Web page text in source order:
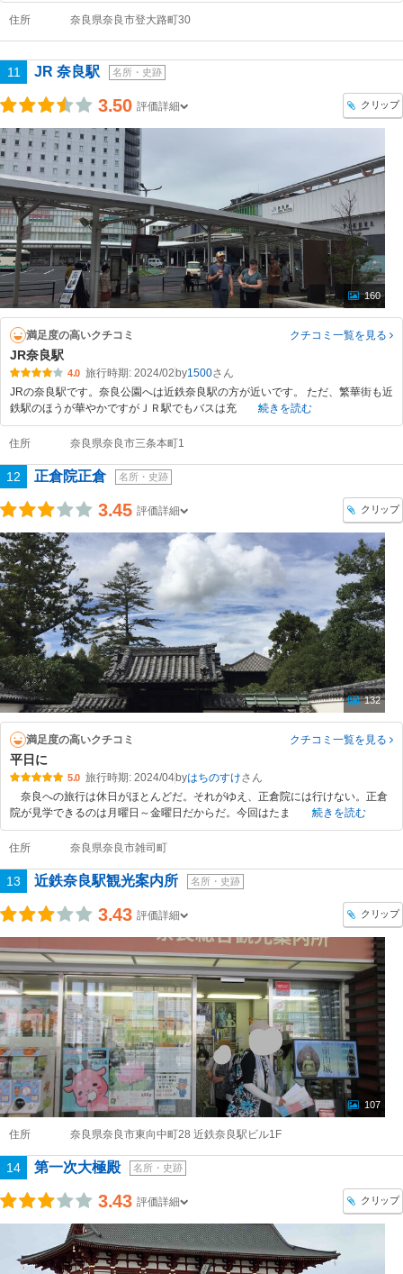
住所 奈良県奈良市登大路町30
11 JR 奈良駅 名所・史跡
3.50 評価詳細 クリップ
160
満足度の高いクチコミ クチコミ一覧を見る
JR奈良駅
4.0 旅行時期: 2024/02 by1500
JRの奈良駅です。奈良公園へは近鉄奈良駅の方が近いです。 ただ、繁華街も近
鉄駅のほうが華やかですがＪＲ駅でもバスは充
続きを読む
住所 奈良県奈良市三条本町1
12 正倉院正倉 名所・史跡
3.45 評価詳細 クリップ
132
満足度の高いクチコミ クチコミ一覧を見る
平日に
5.0 旅行時期: 2024/04byはちのすけ
奈良への旅行は休日がほとんどだ。それがゆえ、正倉院には行けない。正倉
院が見学できるのは月曜日～金曜日だからだ。今回はたま
続きを読む
住所 奈良県奈良市雑司町
13 近鉄奈良駅観光案内所 名所・史跡
3.43 評価詳細 クリップ
107
住所 奈良県奈良市東向中町28 近鉄奈良駅ビル1F
14 第一次大極殿 名所・史跡
3.43 評価詳細 クリップ